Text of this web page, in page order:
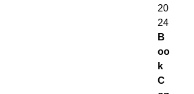
20
24
B
oo
k
C